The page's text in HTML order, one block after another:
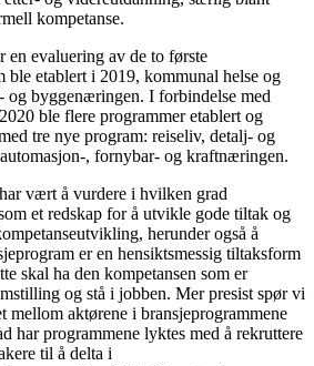
kompetanse.
en evaluering av de to første
ble etablert i 2019, kommunal helse og
og byggenæringen. I forbindelse med
ble flere programmer etablert og
tre nye program: reiseliv, detalj- og
, fornybar- og kraftnæringen.
vært å vurdere i hvilken grad
et redskap for å utvikle gode tiltak og
herunder også å
er en hensiktsmessig tiltaksform
skal ha den kompetansen som er
og stå i jobben. Mer presist spør vi
mellom aktørene i bransjeprogrammene
har programmene lyktes med å rekruttere
til å delta i